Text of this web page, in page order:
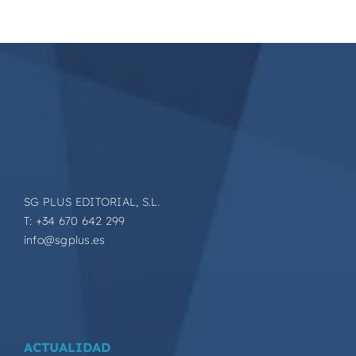
SG PLUS EDITORIAL, S.L.
T: +34 670 642 299
info@sgplus.es
ACTUALIDAD